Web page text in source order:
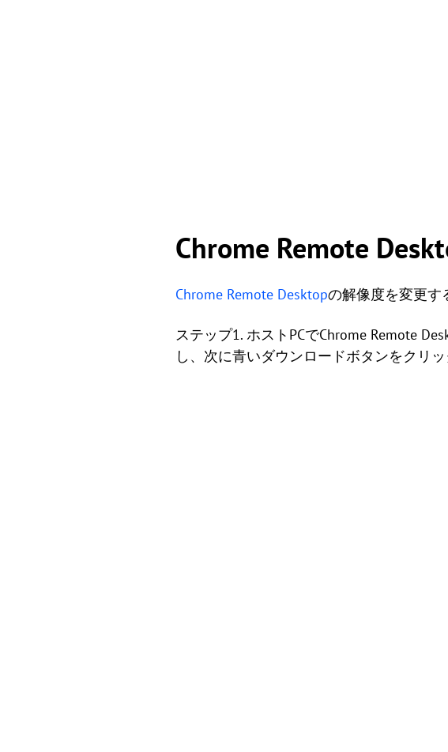
Chrome Remote
Chrome Remote Desktopの解像度を変更す
ステップ1. ホストPCでChrome Remote
し、次に青いダウンロードボタンをクリッ